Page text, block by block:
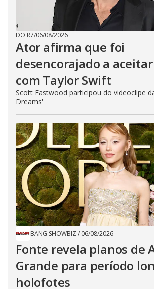
DO R7/06/08/2026
Ator afirma que foi
desencorajado a
com Taylor Swift
Scott Eastwood participou do videoclipe
Dreams'
BANG SHOWBIZ / 06/08/2026
Fonte revela planos de
Grande para período
holofotes